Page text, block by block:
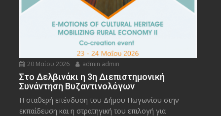
20 Μαΐου 2026 admin admin
Στο Δελβινάκι η 3η Διεπιστημονική
Συνάντηση Βυζαντινολόγων
Η σταθερή επένδυση του Δήμου Πωγωνίου στην
εκπαίδευση και η στρατηγική του επιλογή για